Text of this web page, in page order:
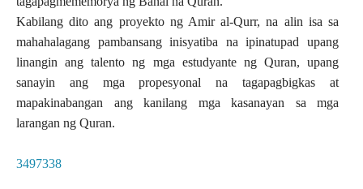
Kabilang dito ang proyekto ng Amir al-Qurr, na alin isa sa
mahahalagang pambansang inisyatiba na ipinatupad upang
linangin ang talento ng mga estudyante ng Quran, upang
sanayin ang mga propesyonal na tagapagbigkas at
mapakinabangan ang kanilang mga kasanayan sa mga
larangan ng Quran.
3497338